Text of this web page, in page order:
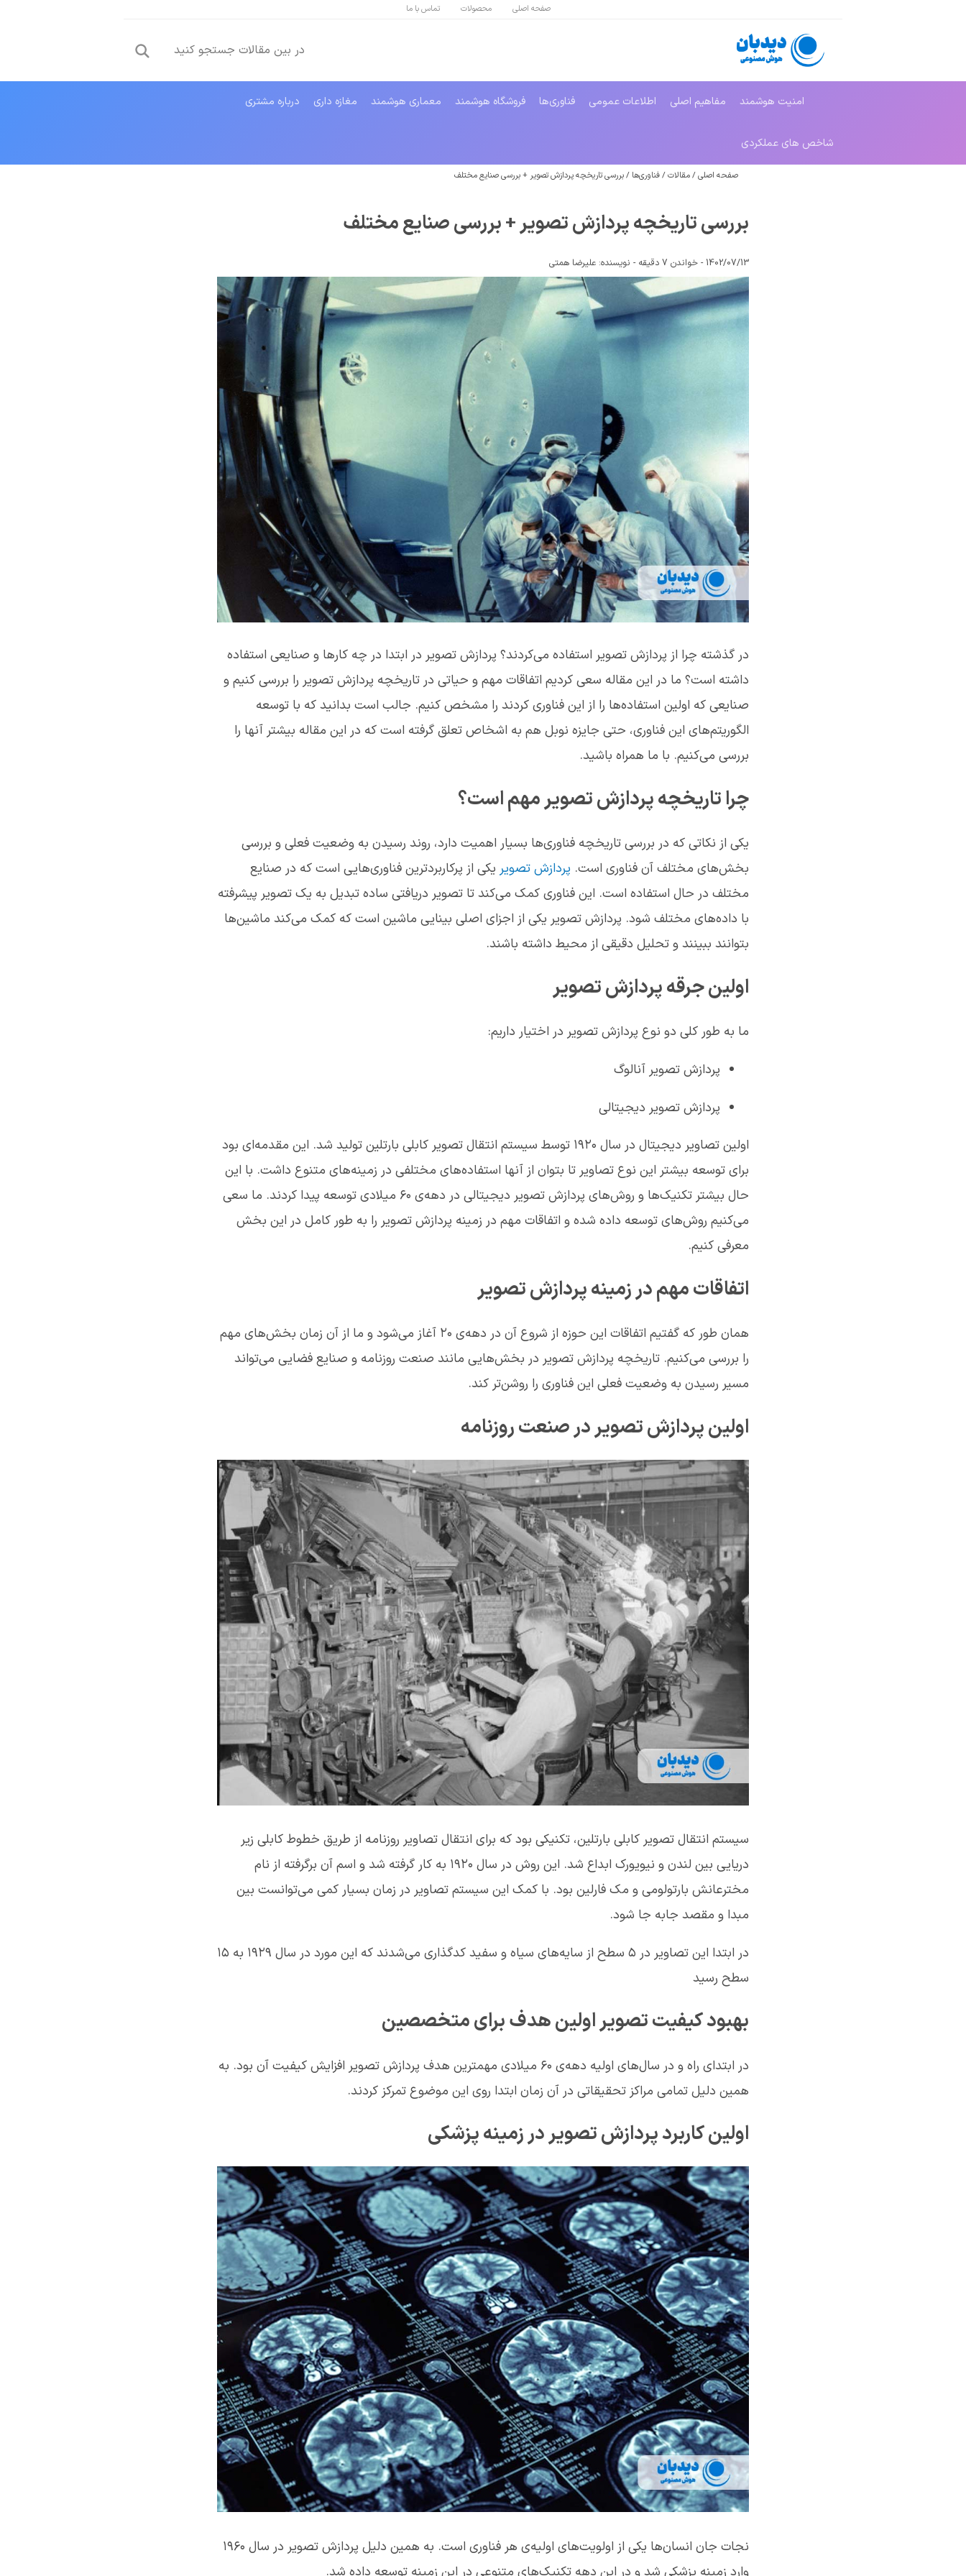
صفحه اصلی محصولات تماس با ما
امنیت هوشمند مفاهیم اصلی اطلاعات عمومی فناوری‌ها فروشگاه هوشمند معماری هوشمند مغازه داری درباره مشتری
شاخص های عملکردی
صفحه اصلی/مقالات/فناوری‌ها /بررسی تاریخچه پردازش تصویر + بررسی صنایع مختلف
بررسی تاریخچه پردازش تصویر + بررسی صنایع مختلف
1402/07/13 - خواندن 7 دقیقه - نویسنده: علیرضا همتی
در گذشته چرا از پردازش تصویر استفاده می‌کردند؟ پردازش تصویر در ابتدا در چه کارها و صنایعی استفاده
داشته است؟ ما در این مقاله سعی کردیم اتفاقات مهم و حیاتی در تاریخچه پردازش تصویر را بررسی کنیم و
صنایعی که اولین استفاده‌ها را از این فناوری کردند را مشخص کنیم. جالب است بدانید که با توسعه
الگوریتم‌های این فناوری، حتی جایزه نوبل هم به اشخاص تعلق گرفته است که در این مقاله بیشتر آنها را
بررسی می‌کنیم. با ما همراه باشید.
چرا تاریخچه پردازش تصویر مهم است؟
یکی از نکاتی که در بررسی تاریخچه فناوری‌ها بسیار اهمیت دارد، روند رسیدن به وضعیت فعلی و بررسی
بخش‌های مختلف آن فناوری است. پردازش تصویر یکی از پرکاربردترین فناوری‌هایی است که در صنایع
مختلف در حال استفاده است. این فناوری کمک می‌کند تا تصویر دریافتی ساده تبدیل به یک تصویر پیشرفته
با داده‌های مختلف شود. پردازش تصویر یکی از اجزای اصلی بینایی ماشین است که کمک می‌کند ماشین‌ها
بتوانند ببینند و تحلیل دقیقی از محیط داشته باشند.
اولین جرقه پردازش تصویر
ما به طور کلی دو نوع پردازش تصویر در اختیار داریم:
پردازش تصویر آنالوگ
پردازش تصویر دیجیتالی
اولین تصاویر دیجیتال در سال ۱۹۲۰ توسط سیستم انتقال تصویر کابلی بارتلین تولید شد. این مقدمه‌ای بود
برای توسعه بیشتر این نوع تصاویر تا بتوان از آنها استفاده‌های مختلفی در زمینه‌های متنوع داشت. با این
حال بیشتر تکنیک‌ها و روش‌های پردازش تصویر دیجیتالی در دهه‌ی ۶۰ میلادی توسعه پیدا کردند. ما سعی
می‌کنیم روش‌های توسعه داده شده و اتفاقات مهم در زمینه پردازش تصویر را به طور کامل در این بخش
معرفی کنیم.
اتفاقات مهم در زمینه پردازش تصویر
همان طور که گفتیم اتفاقات این حوزه از شروع آن در دهه‌ی ۲۰ آغاز می‌شود و ما از آن زمان بخش‌های مهم
را بررسی می‌کنیم. تاریخچه پردازش تصویر در بخش‌هایی مانند صنعت روزنامه و صنایع فضایی می‌تواند
مسیر رسیدن به وضعیت فعلی این فناوری را روشن‌تر کند.
اولین پردازش تصویر در صنعت روزنامه
سیستم انتقال تصویر کابلی بارتلین، تکنیکی بود که برای انتقال تصاویر روزنامه از طریق خطوط کابلی زیر
دریایی بین لندن و نیویورک ابداع شد. این روش در سال ۱۹۲۰ به کار گرفته شد و اسم آن برگرفته از نام
مخترعانش بارتولومی و مک فارلین بود. با کمک این سیستم تصاویر در زمان بسیار کمی می‌توانست بین
مبدا و مقصد جابه جا شود.
در ابتدا این تصاویر در ۵ سطح از سایه‌های سیاه و سفید کدگذاری می‌شدند که این مورد در سال ۱۹۲۹ به ۱۵
سطح رسید
بهبود کیفیت تصویر اولین هدف برای متخصصین
در ابتدای راه و در سال‌های اولیه دهه‌ی ۶۰ میلادی مهمترین هدف پردازش تصویر افزایش کیفیت آن بود. به
همین دلیل تمامی مراکز تحقیقاتی در آن زمان ابتدا روی این موضوع تمرکز کردند.
اولین کاربرد پردازش تصویر در زمینه پزشکی
نجات جان انسان‌ها یکی از اولویت‌های اولیه‌ی هر فناوری است. به همین دلیل پردازش تصویر در سال ۱۹۶۰
وارد زمینه پزشکی شد و در این دهه تکنیک‌های متنوعی در این زمینه توسعه داده شد.